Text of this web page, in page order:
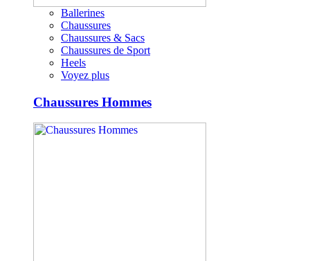
Ballerines
Chaussures
Chaussures & Sacs
Chaussures de Sport
Heels
Voyez plus
Chaussures Hommes